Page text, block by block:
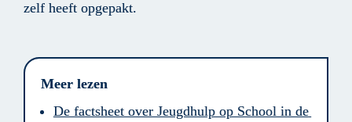
zelf heeft opgepakt.
Meer lezen
De factsheet over Jeugdhulp op School in de